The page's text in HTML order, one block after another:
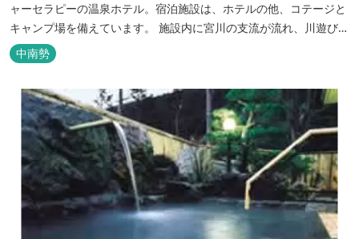
ャーセラピーの温泉ホテル。宿泊施設は、ホテルの他、コテージと
キャンプ場を備えています。 施設内に宮川の支流が流れ、川遊びが
できます。BBQエリア、釣堀もあり、ファミリーやグループでもア
クティビティを楽しめます。 ディナーは併設の「レストラン アン
ジュ」にて、地元の食材をていねいに調理したフレンチフルコース
をお召し上がりい...
中南勢